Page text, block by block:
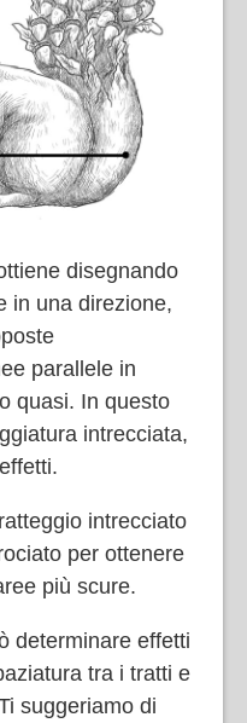
disegnando
in una direzione,
parallele in
quasi. In questo
intrecciata,
intrecciato
per ottenere
più scure.
determinare effetti
tra i tratti e
suggeriamo di